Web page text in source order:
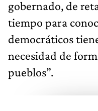
gobernado, de
tiempo para
democráticos
necesidad de
pueblos”.